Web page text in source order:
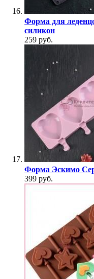
Форма для
силикон
259 руб.
Форма Эскимо
399 руб.